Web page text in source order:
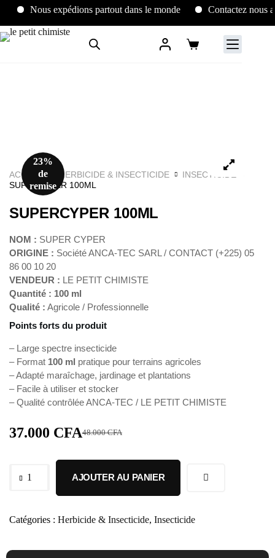
Nous expédions partout dans le monde Contactez nous au
23%
de
remise
ACCUEIL HERBICIDE & INSECTICIDE
INSECTICIDE
SUPERCYPER 100ML
SUPERCYPER 100ML
NOM : SUPER CYPER
ORIGINE : Société ANCA-TEC SARL / CONTACT (+225) 05
86 00 10 20
VENDEUR : LE PETIT CHIMISTE
Quantité : 100 ml
Qualité : Agricole / Professionnelle
Points forts du produit
– Large spectre insecticide
– Format 100 ml pratique pour terrains agricoles
– Adapté maraîchage, jardinage et plantations
– Facile à utiliser et stocker
– Qualité contrôlée ANCA-TEC / LE PETIT CHIMISTE
48.000CFA
37.000 CFA
AJOUTER AU PANIER
Catégories : Herbicide & Insecticide, Insecticide